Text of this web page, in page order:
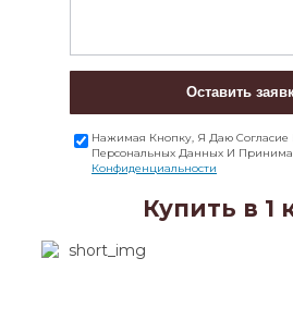
Оставить
Нажимая Кнопку, Я Даю Согласие
Персональных Данных И
Конфиденциальности
Купить в 1